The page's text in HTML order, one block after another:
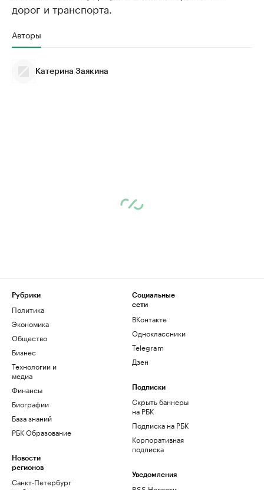
дорог и транспорта.
Авторы
Катерина Заякина
Рубрики
Политика
Экономика
Общество
Бизнес
Технологии и
медиа
Финансы
Биографии
База знаний
РБК Образование
Новости
регионов
Санкт-Петербург
Социальные
сети
ВКонтакте
Одноклассники
Telegram
Дзен
Подписки
Скрыть баннеры
на РБК
Подписка на РБК
Корпоративная
подписка
Уведомления